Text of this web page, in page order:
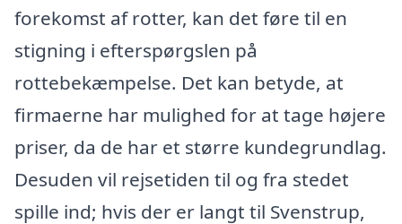
forekomst af rotter, kan det føre til en
stigning i efterspørgslen på
rottebekæmpelse. Det kan betyde, at
firmaerne har mulighed for at tage højere
priser, da de har et større kundegrundlag.
Desuden vil rejsetiden til og fra stedet
spille ind; hvis der er langt til Svenstrup,